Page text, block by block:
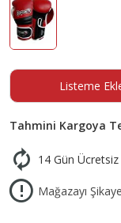
Listeme
Tahmini Kargoya
14 Gün
Mağazayı